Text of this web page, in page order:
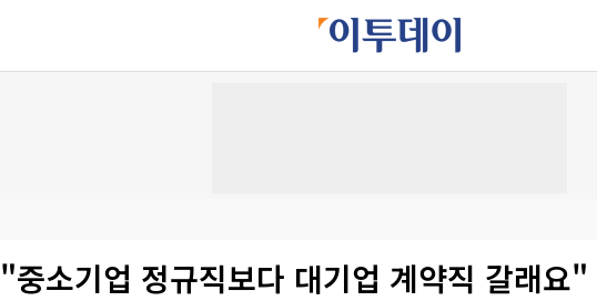
"중소기업 정규직보다 대기업 계약직 갈래요